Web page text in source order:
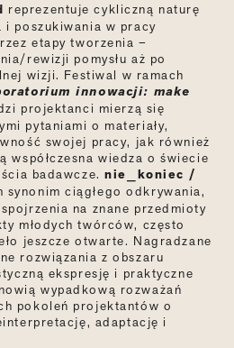
reprezentuje cykliczną naturę
poszukiwania w pracy
etapy tworzenia –
rewizji pomysłu aż po
wizji. Festiwal w ramach
innowacji: make
projektanci mierzą się
pytaniami o materiały,
swojej pracy, jak również
współczesna wiedza o świecie
badawcze.nie_koniec /
synonim ciągłego odkrywania,
na znane przedmioty
młodych twórców, często
jeszcze otwarte. Nagradzane
rozwiązania z obszaru
ekspresję i praktyczne
wypadkową rozważań
pokoleń projektantów o
adaptację i